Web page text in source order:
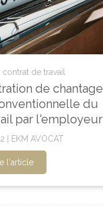
de travail
de chantage
du
par l'employeur
EKM AVOCAT
l'article